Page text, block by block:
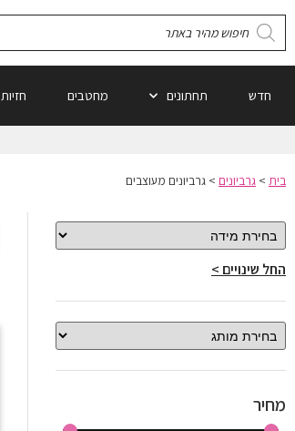
חדש תחתונים מחטבים חזיות
בית > גרביונים > גרביונים מעוצבים
החל שינויים >
מחיר